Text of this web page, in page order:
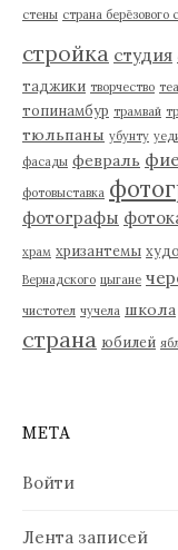
стены страна берёзового
стройка студия
таджики творчество
топинамбур трамвай
тюльпаны убунту
фасады февраль
фотовыставка
фотографы
храм хризантемы
Вернадского цыгане
чистотел чучела школа
страна юбилей
МЕТА
Войти
Лента записей